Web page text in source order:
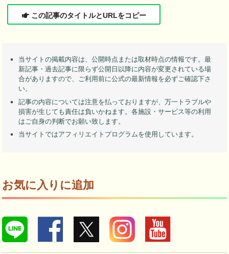
この記事のタイトルとURLをコピー
当サイトの掲載内容は、公開時点または取材時点の情報です。最
新記事・過去記事に限らず公開日以降に内容が変更されている場
合がありますので、ご利用前に公式の最新情報を必ずご確認下さ
い。
記事の内容については注意を払っておりますが、万一トラブルや
損害が生じても責任は負いかねます。各施設・サービス等の利用
はご自身の判断でお願い致します。
当サイトではアフィリエイトプログラムを使用しています。
お気に入りに追加